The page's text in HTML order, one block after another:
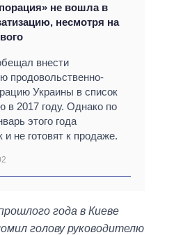
не вошла в
несмотря на
внести
продовольственно-
Украины в список
в 2017 году. Однако по
этого года
и не готовят к продаже.
года в Киеве
голову руководителю